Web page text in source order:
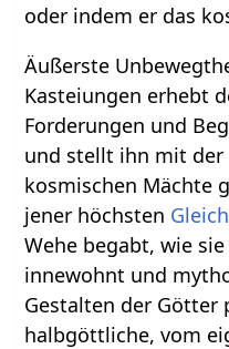
oder indem er das
Äußerste
Kasteiungen erhebt
Forderungen und
und stellt ihn mit der
kosmischen Mächte
jener höchsten
Wehe begabt, wie
innewohnt und
Gestalten der Götter
halbgöttliche, vom